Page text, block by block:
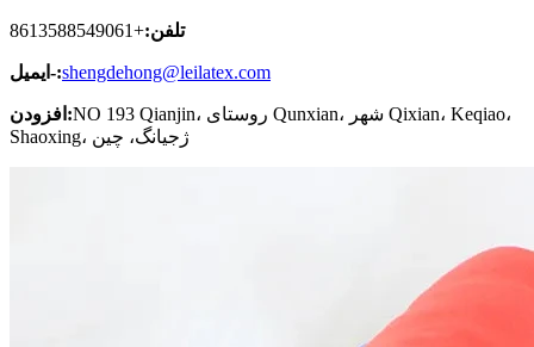
تلفن:+8613588549061
ایمیل-:shengdehong@leilatex.com
افزودن:NO 193 Qianjin، روستای Qunxian، شهر Qixian، Keqiao،
Shaoxing، ژجیانگ، چین